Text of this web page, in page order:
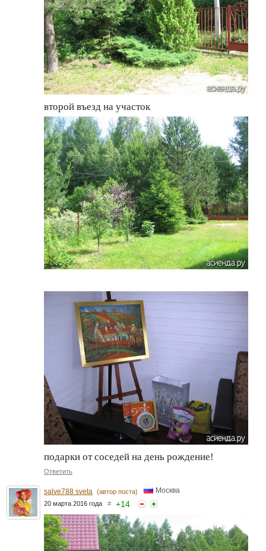
второй въезд на участок
подарки от соседей на день рождение!
Ответить
salve788 sveta (автор поста) Москва
20 марта 2016 года # +14